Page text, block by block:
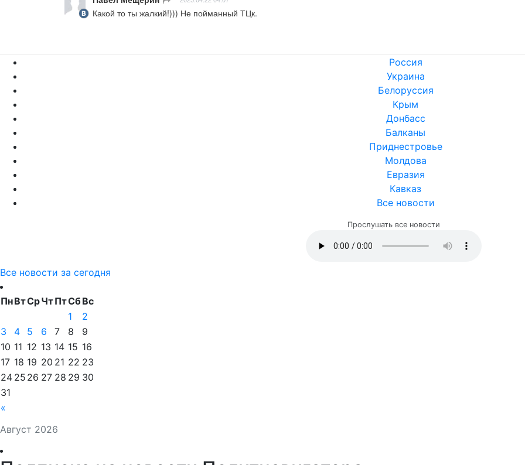
Какой то ты жалкий!))) Не пойманный ТЦк.
Россия
Украина
Белоруссия
Крым
Донбасс
Балканы
Приднестровье
Молдова
Евразия
Кавказ
Все новости
Прослушать все новости
Все новости за сегодня
Август 2026
ПнВтСрЧтПтСбВс
«
1
2
3
4 5 6 7 8
9
10 11 12 13 14 15 16
17 18 19 20 21 22 23
24 25 26 27 28 29 30
31